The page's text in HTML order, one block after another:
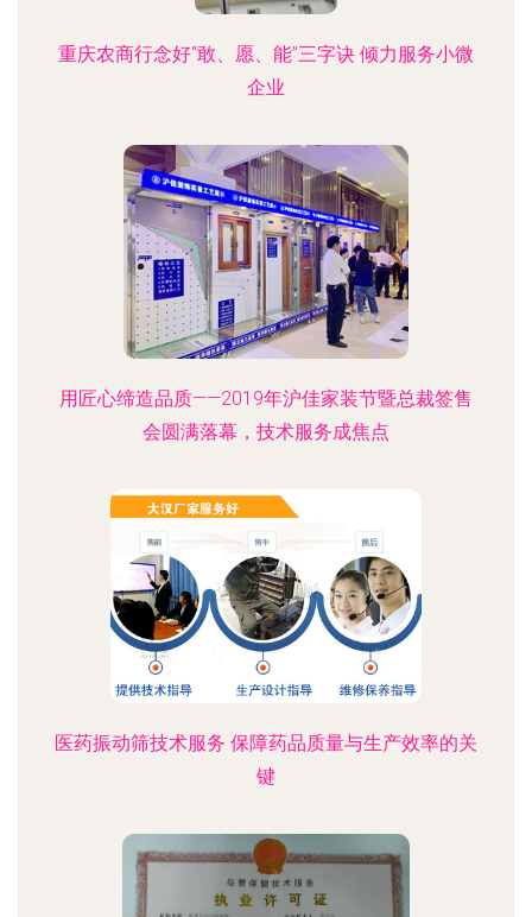
重庆农商行念好“敢、愿、能”三字诀 倾力服务小微
企业
用匠心缔造品质——2019年沪佳家装节暨总裁签售
会圆满落幕，技术服务成焦点
医药振动筛技术服务 保障药品质量与生产效率的关
键